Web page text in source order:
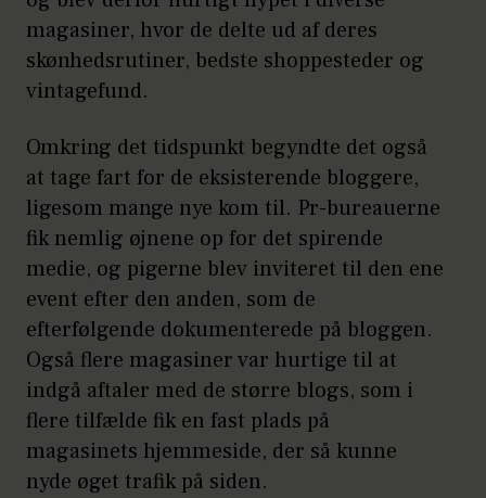
magasiner, hvor de delte ud af deres
skønhedsrutiner, bedste shoppesteder og
vintagefund.
Omkring det tidspunkt begyndte det også
at tage fart for de eksisterende bloggere,
ligesom mange nye kom til. Pr-bureauerne
fik nemlig øjnene op for det spirende
medie, og pigerne blev inviteret til den ene
event efter den anden, som de
efterfølgende dokumenterede på bloggen.
Også flere magasiner var hurtige til at
indgå aftaler med de større blogs, som i
flere tilfælde fik en fast plads på
magasinets hjemmeside, der så kunne
nyde øget trafik på siden.